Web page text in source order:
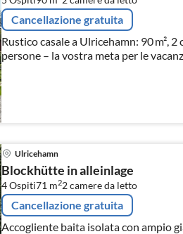
Cancellazione gratuita
Rustico casale a Ulricehamn: 90 m², 2
persone – la vostra meta per le
Ulricehamn
Blockhütte in alleinlage
4 Ospiti71 m22camere da letto
Cancellazione gratuita
Accogliente baita isolata con ampio